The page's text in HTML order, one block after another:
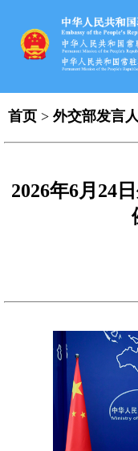
首页 > 外交部发言
2026年6月24